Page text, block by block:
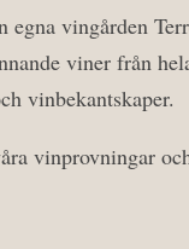
vingården
viner från
vinbekantskaper.
vinprovningar